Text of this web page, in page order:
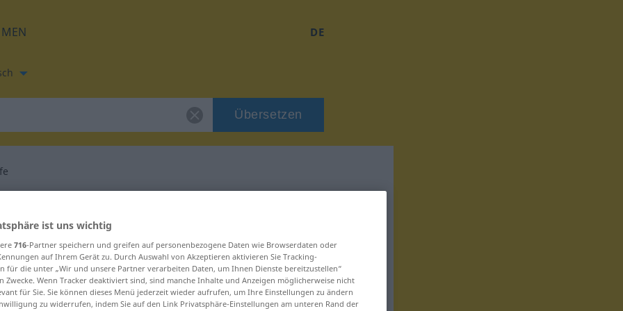
DE
Übersetzen
für "Schlaufe"
ist uns wichtig
716-Partner speichern und greifen auf personenbezogene Daten wie Browserdaten oder
auf Ihrem Gerät zu. Durch Auswahl von Akzeptieren aktivieren Sie Tracking-
für die unter „Wir und unsere Partner verarbeiten Daten, um Ihnen Dienste bereitzustellen“
Zwecke. Wenn Tracker deaktiviert sind, sind manche Inhalte und Anzeigen möglicherweise nicht
für Sie. Sie können dieses Menü jederzeit wieder aufrufen, um Ihre Einstellungen zu ändern
zu widerrufen, indem Sie auf den Link Privatsphäre-Einstellungen am unteren Rand der